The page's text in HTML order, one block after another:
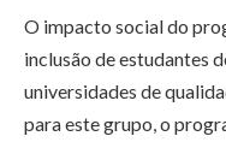
O impacto social do
inclusão de estudantes
universidades de
para este grupo, o